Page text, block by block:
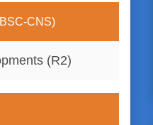
CNS)
(R2)